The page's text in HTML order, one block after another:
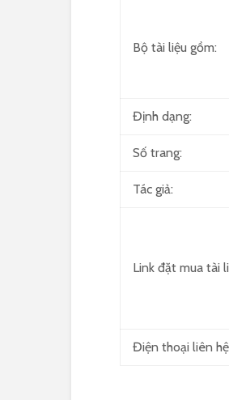
Bộ tài liệu gồm:
Định dạng:
Số trang:
Tác giả:
Link đặt mua tài
Điện thoại liên